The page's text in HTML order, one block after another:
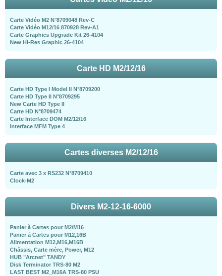
Carte Vidéo M2 N°8709048 Rev-C
Carte Vidéo M12/16 870928 Rev-A1
Carte Graphics Upgrade Kit 26-4104
New Hi-Res Graphic 26-4104
Carte HD M2/12/16
Carte HD Type I Model II N°8709200
Carte HD Type II N°8709295
New Carte HD Type II
Carte HD N°8709474
Carte Interface DOM M2/12/16
Interface MFM Type 4
Cartes diverses M2/12/16
Carte avec 3 x RS232 N°8709410
Clock-M2
Divers M2-12-16-6000
Panier à Cartes pour M2/M16
Panier à Cartes pour M12,16B
Alimentation M12,M16,M16B
Châssis, Carte mère, Power, M12
HUB "Arcnet" TANDY
Disk Terminator TRS-80 M2
LAST BEST M2_M16A TRS-80 PSU